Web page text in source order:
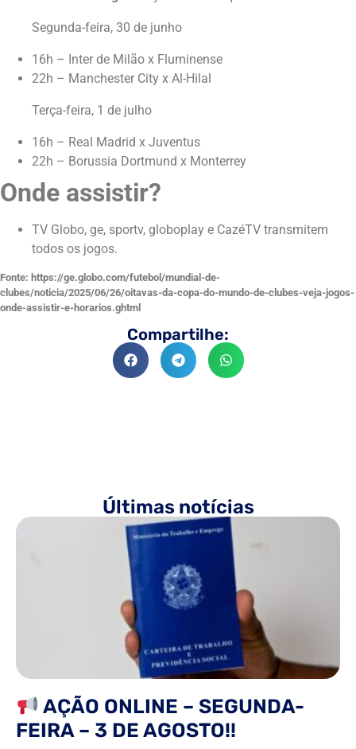
Segunda-feira, 30 de junho
16h – Inter de Milão x Fluminense
22h – Manchester City x Al-Hilal
Terça-feira, 1 de julho
16h – Real Madrid x Juventus
22h – Borussia Dortmund x Monterrey
Onde assistir?
TV Globo, ge, sportv, globoplay e CazéTV transmitem
todos os jogos.
Fonte: https://ge.globo.com/futebol/mundial-de-
clubes/noticia/2025/06/26/oitavas-da-copa-do-mundo-de-clubes-veja-jogos-
onde-assistir-e-horarios.ghtml
Compartilhe:
Últimas notícias
AÇÃO ONLINE – SEGUNDA-
FEIRA – 3 DE AGOSTO!!